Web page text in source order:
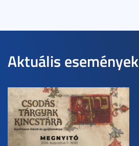
Aktuális események